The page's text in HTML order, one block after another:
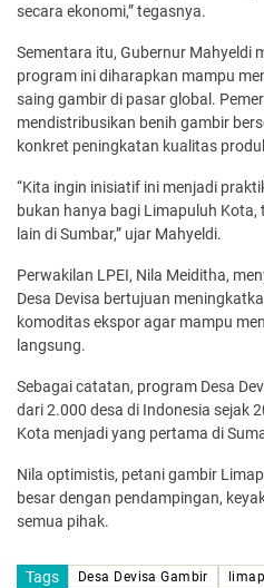
secara ekonomi,” tegasnya.
Sementara itu, Gubernur Mahyeldi
program ini diharapkan mampu
saing gambir di pasar global.
mendistribusikan benih gambir
konkret peningkatan kualitas
“Kita ingin inisiatif ini menjadi
bukan hanya bagi Limapuluh
lain di Sumbar,” ujar Mahyeldi.
Perwakilan LPEI, Nila Meiditha,
Desa Devisa bertujuan
komoditas ekspor agar mampu
langsung.
Sebagai catatan, program Desa
dari 2.000 desa di Indonesia sejak
Kota menjadi yang pertama di
Nila optimistis, petani gambir
besar dengan pendampingan,
semua pihak.
Tags Desa Devisa Gambir